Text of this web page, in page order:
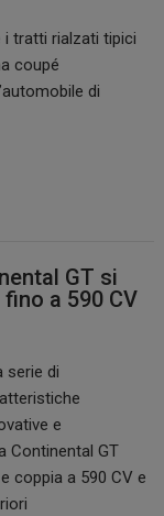
i tratti rialzati tipici
coupé
di
GT si
a 590 CV
serie di
e
Continental GT
coppia a 590 CV e